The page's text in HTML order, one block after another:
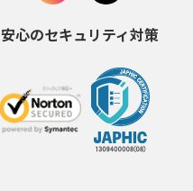
安心のセキュリティ対策